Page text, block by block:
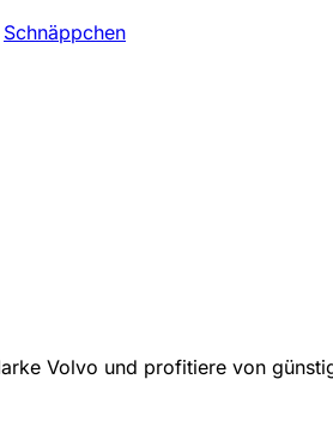
Schnäppchen
Volvo und profitiere von